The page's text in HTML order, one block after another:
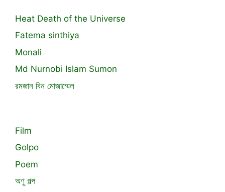
Heat Death of the Universe
Fatema sinthiya
Monali
Md Nurnobi Islam Sumon
রমজান বিন মোজাম্মেল
Film
Golpo
Poem
অণু গল্প